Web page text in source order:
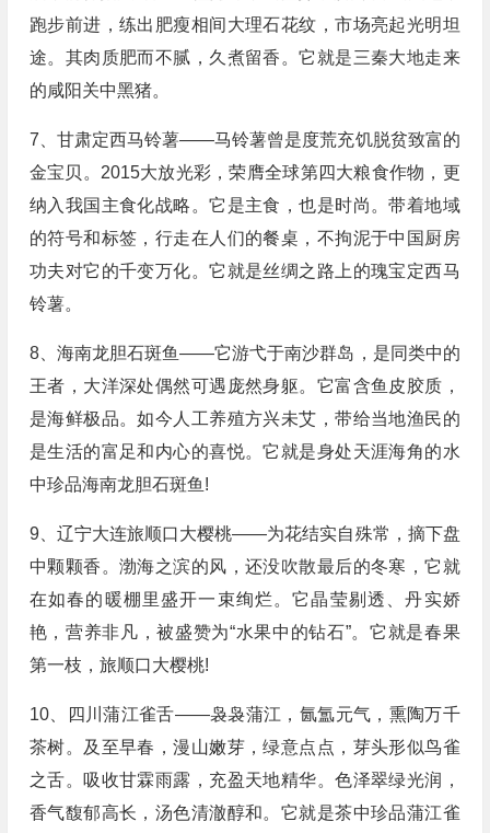
跑步前进，练出肥瘦相间大理石花纹，市场亮起光明坦
途。其肉质肥而不腻，久煮留香。它就是三秦大地走来
的咸阳关中黑猪。
7、甘肃定西马铃薯——马铃薯曾是度荒充饥脱贫致富的
金宝贝。2015大放光彩，荣膺全球第四大粮食作物，更
纳入我国主食化战略。它是主食，也是时尚。带着地域
的符号和标签，行走在人们的餐桌，不拘泥于中国厨房
功夫对它的千变万化。它就是丝绸之路上的瑰宝定西马
铃薯。
8、海南龙胆石斑鱼——它游弋于南沙群岛，是同类中的
王者，大洋深处偶然可遇庞然身躯。它富含鱼皮胶质，
是海鲜极品。如今人工养殖方兴未艾，带给当地渔民的
是生活的富足和内心的喜悦。它就是身处天涯海角的水
中珍品海南龙胆石斑鱼!
9、辽宁大连旅顺口大樱桃——为花结实自殊常，摘下盘
中颗颗香。渤海之滨的风，还没吹散最后的冬寒，它就
在如春的暖棚里盛开一束绚烂。它晶莹剔透、丹实娇
艳，营养非凡，被盛赞为“水果中的钻石”。它就是春果
第一枝，旅顺口大樱桃!
10、四川蒲江雀舌——袅袅蒲江，氤氲元气，熏陶万千
茶树。及至早春，漫山嫩芽，绿意点点，芽头形似鸟雀
之舌。吸收甘霖雨露，充盈天地精华。色泽翠绿光润，
香气馥郁高长，汤色清澈醇和。它就是茶中珍品蒲江雀